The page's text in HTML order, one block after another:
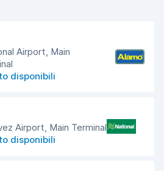
Airport, Main
disponibili
Airport, Main Terminal
disponibili